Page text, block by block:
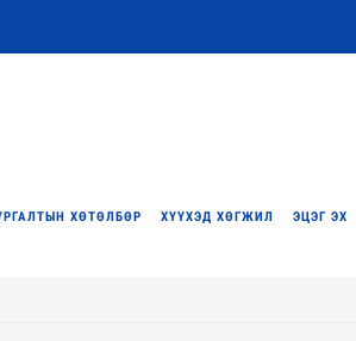
ХӨТӨЛБӨР ХҮҮХЭД ХӨГЖИЛ ЭЦЭГ ЭХ